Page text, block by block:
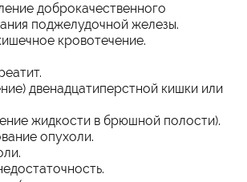
доброкачественного
поджелудочной железы.
кровотечение.
двенадцатиперстной кишки или
жидкости в брюшной полости).
опухоли.